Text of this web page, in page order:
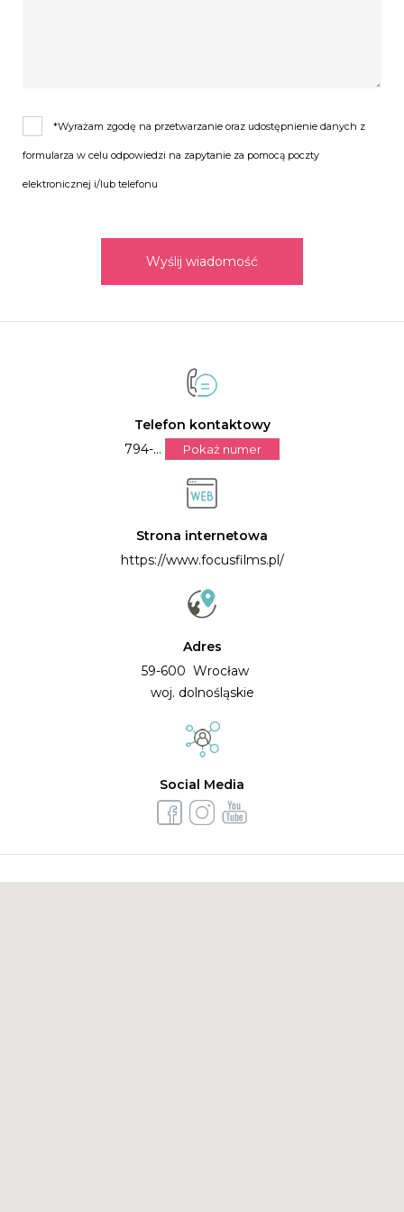
*Wyrażam zgodę na przetwarzanie oraz udostępnienie danych z
formularza w celu odpowiedzi na zapytanie za pomocą poczty
elektronicznej i/lub telefonu
Wyślij wiadomość
Telefon kontaktowy
794-...
Pokaż numer
Strona internetowa
https://www.focusfilms.pl/
Adres
59-600 Wrocław
woj. dolnośląskie
Social Media